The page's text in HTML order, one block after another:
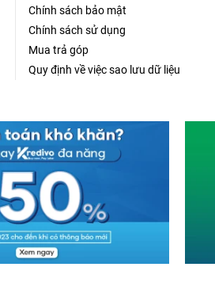
Chính sách bảo mật
Chính sách sử dụng
Mua trả góp
Quy định về việc sao lưu dữ liệu